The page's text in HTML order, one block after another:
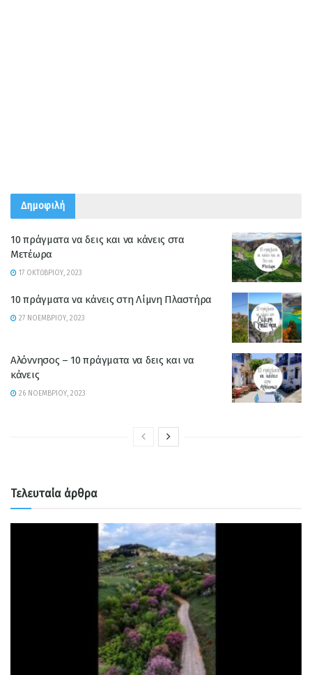
Δημοφιλή
10 πράγματα να δεις και να κάνεις στα
Μετέωρα
17 ΟΚΤΩΒΡΊΟΥ, 2023
10 πράγματα να κάνεις στη Λίμνη Πλαστήρα
27 ΝΟΕΜΒΡΊΟΥ, 2023
Αλόννησος – 10 πράγματα να δεις και να
κάνεις
26 ΝΟΕΜΒΡΊΟΥ, 2023
Τελευταία άρθρα